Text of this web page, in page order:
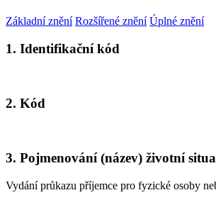
Základní znění Rozšířené znění Úplné znění
1. Identifikační kód
2. Kód
3. Pojmenování (název) životní
Vydání průkazu příjemce pro fyzické osoby